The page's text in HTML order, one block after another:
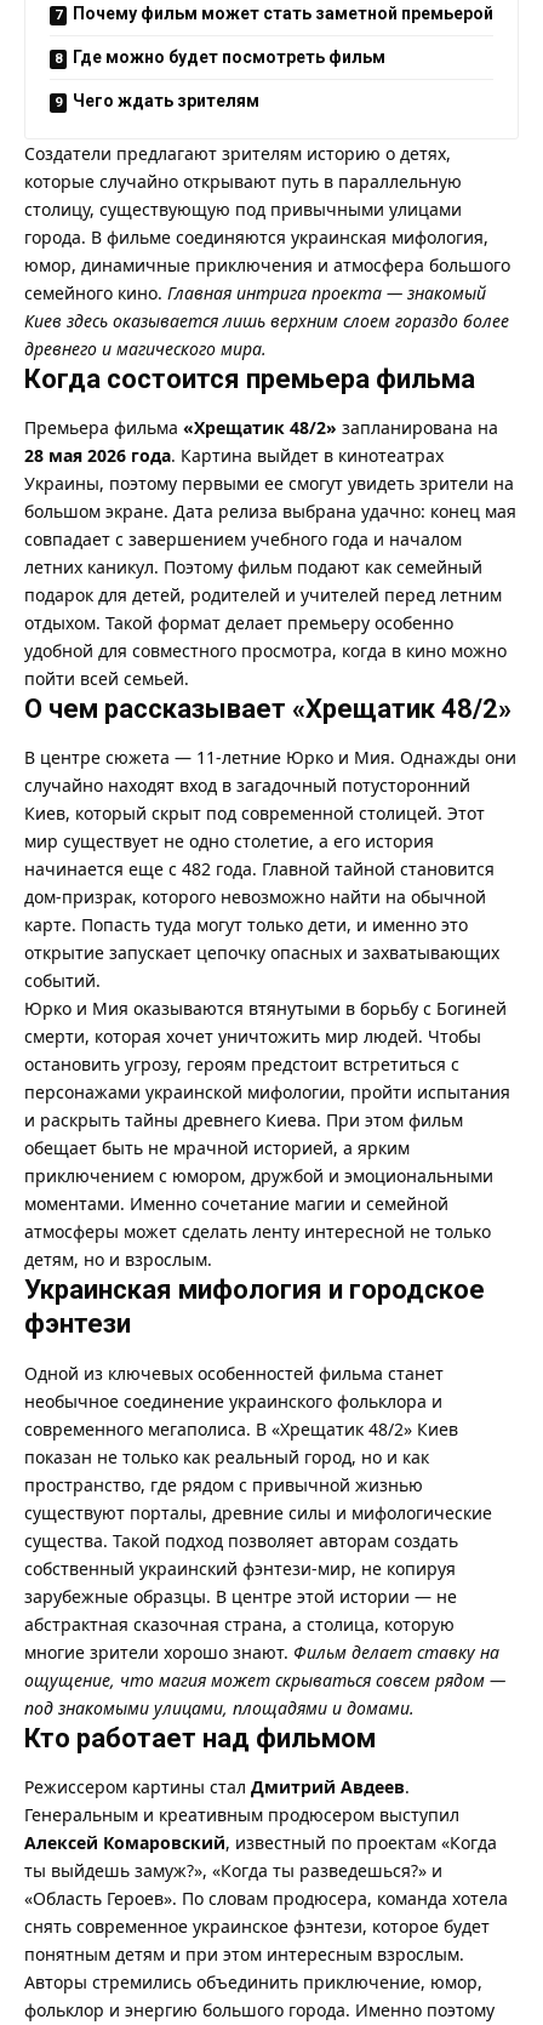
Почему фильм может стать заметной премьерой
Где можно будет посмотреть фильм
Чего ждать зрителям
Создатели предлагают зрителям историю о детях,
которые случайно открывают путь в параллельную
столицу, существующую под привычными улицами
города. В фильме соединяются украинская мифология,
юмор, динамичные приключения и атмосфера большого
семейного кино. Главная интрига проекта — знакомый
Киев здесь оказывается лишь верхним слоем гораздо более
древнего и магического мира.
Когда состоится премьера фильма
Премьера фильма «Хрещатик 48/2» запланирована на
28 мая 2026 года. Картина выйдет в кинотеатрах
Украины, поэтому первыми ее смогут увидеть зрители на
большом экране. Дата релиза выбрана удачно: конец мая
совпадает с завершением учебного года и началом
летних каникул. Поэтому фильм подают как семейный
подарок для детей, родителей и учителей перед летним
отдыхом. Такой формат делает премьеру особенно
удобной для совместного просмотра, когда в кино можно
пойти всей семьей.
О чем рассказывает «Хрещатик 48/2»
В центре сюжета — 11-летние Юрко и Мия. Однажды они
случайно находят вход в загадочный потусторонний
Киев, который скрыт под современной столицей. Этот
мир существует не одно столетие, а его история
начинается еще с 482 года. Главной тайной становится
дом-призрак, которого невозможно найти на обычной
карте. Попасть туда могут только дети, и именно это
открытие запускает цепочку опасных и захватывающих
событий.
Юрко и Мия оказываются втянутыми в борьбу с Богиней
смерти, которая хочет уничтожить мир людей. Чтобы
остановить угрозу, героям предстоит встретиться с
персонажами украинской мифологии, пройти испытания
и раскрыть тайны древнего Киева. При этом фильм
обещает быть не мрачной историей, а ярким
приключением с юмором, дружбой и эмоциональными
моментами. Именно сочетание магии и семейной
атмосферы может сделать ленту интересной не только
детям, но и взрослым.
Украинская мифология и городское
фэнтези
Одной из ключевых особенностей фильма станет
необычное соединение украинского фольклора и
современного мегаполиса. В «Хрещатик 48/2» Киев
показан не только как реальный город, но и как
пространство, где рядом с привычной жизнью
существуют порталы, древние силы и мифологические
существа. Такой подход позволяет авторам создать
собственный украинский фэнтези-мир, не копируя
зарубежные образцы. В центре этой истории — не
абстрактная сказочная страна, а столица, которую
многие зрители хорошо знают. Фильм делает ставку на
ощущение, что магия может скрываться совсем рядом —
под знакомыми улицами, площадями и домами.
Кто работает над фильмом
Режиссером картины стал Дмитрий Авдеев.
Генеральным и креативным продюсером выступил
Алексей Комаровский, известный по проектам «Когда
ты выйдешь замуж?», «Когда ты разведешься?» и
«Область Героев». По словам продюсера, команда хотела
снять современное украинское фэнтези, которое будет
понятным детям и при этом интересным взрослым.
Авторы стремились объединить приключение, юмор,
фольклор и энергию большого города. Именно поэтому